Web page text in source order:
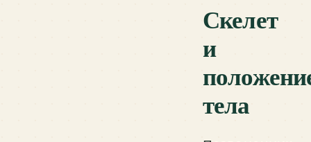
Скелет
и
тела